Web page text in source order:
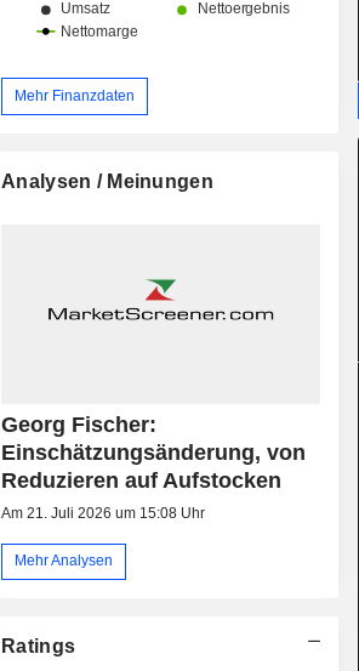
Mehr Finanzdaten
Analysen / Meinungen
Georg Fischer:
Einschätzungsänderung, von
Reduzieren auf Aufstocken
Am 21. Juli 2026 um 15:08 Uhr
Mehr Analysen
Ratings